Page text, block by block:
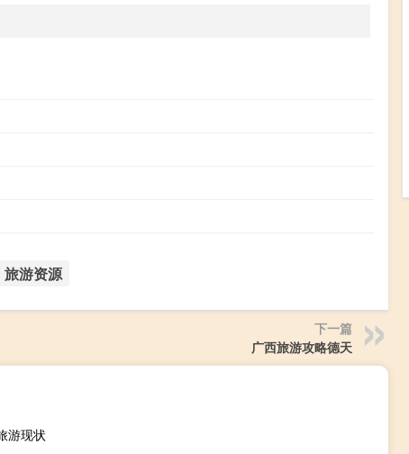
旅游资源
下一篇
广西旅游攻略德天
游现状